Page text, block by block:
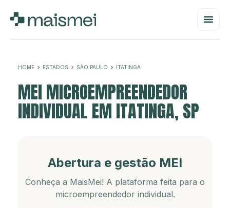
HOME ESTADOS SÃO PAULO ITATINGA
MEI MICROEMPREENDEDOR
INDIVIDUAL EM ITATINGA, SP
Abertura e gestão MEI
Conheça a MaisMei! A plataforma feita para o
microempreendedor individual.